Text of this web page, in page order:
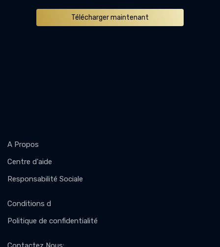
Télécharger maintenant
A Propos
Centre d'aide
Responsabilité Sociale
Conditions d
Politique de confidentialité